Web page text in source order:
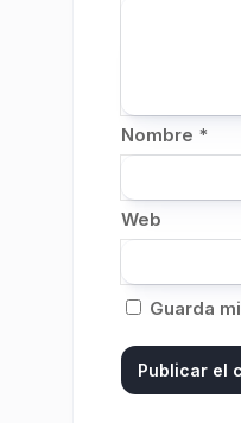
Nombre *
Web
Guarda